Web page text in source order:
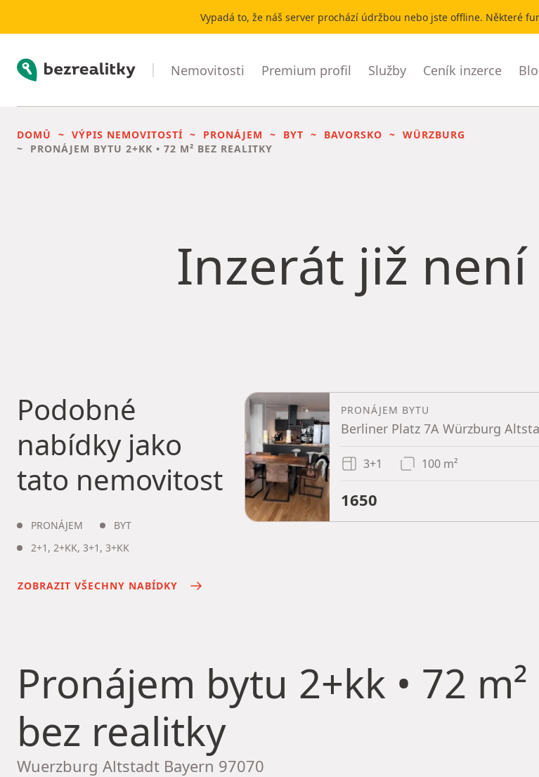
Vypadá to, že náš server prochází údržbou nebo jste offline. Některé
Bezrealitky Nemovitosti Premium profil Služby Ceník inzerce
DOMŮ VÝPIS NEMOVITOSTÍ PRONÁJEM BYT BAVORSKO
WÜRZBURG
PRONÁJEM BYTU 2+KK • 72 M² BEZ REALITKY
Inzerát již
Podobné
nabídky jako
tato nemovitost
PRONÁJEM
BYT
2+1 , 2+KK, 3+1 , 3+KK
ZOBRAZIT VŠECHNY NABÍDKY
PRONÁJEM BYTU
3+1 100 m²
1650
Pronájem bytu 2+kk • 72 m²
bez realitky
Wuerzburg Altstadt Bayern 97070